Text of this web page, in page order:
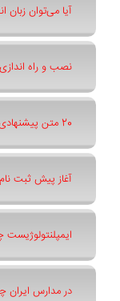
آیا می‌توان
نصب و راه اندازی BigBlueButton روی سرور مجازی آلمان
20 متن پیشنهادی ساخت کارت پستال روز دانش آموز
آغاز پیش ثبت‌
در مدارس ایران